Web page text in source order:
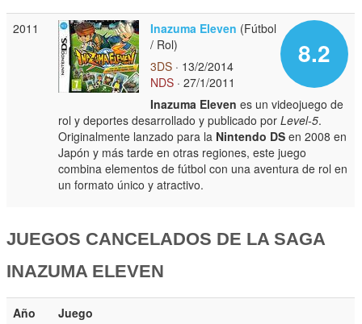
2011
8.2
Inazuma Eleven (Fútbol
/ Rol)
3DS · 13/2/2014
NDS · 27/1/2011
Inazuma Eleven es un videojuego de
rol y deportes desarrollado y publicado porLevel-5.
Originalmente lanzado para la Nintendo DS en 2008 en
Japón y más tarde en otras regiones, este juego
combina elementos de fútbol con una aventura de rol en
un formato único y atractivo.
JUEGOS CANCELADOS DE LA SAGA
INAZUMA ELEVEN
Año
Juego